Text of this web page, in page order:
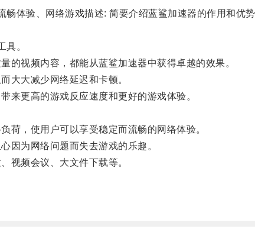
验、网络游戏描述: 简要介绍蓝鲨加速器的作用和优
。
视频内容，都能从蓝鲨加速器中获得卓越的效果。
大减少网络延迟和卡顿。
更高的游戏反应速度和更好的游戏体验。
，使用户可以享受稳定而流畅的网络体验。
为网络问题而失去游戏的乐趣。
频会议、大文件下载等。